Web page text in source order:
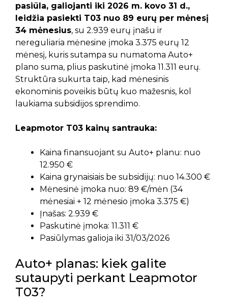
pasiūla, galiojanti iki 2026 m. kovo 31 d.,
leidžia pasiekti T03 nuo 89 eurų per mėnesį
34 mėnesius, su 2.939 eurų įnašu ir
nereguliaria mėnesine įmoka 3.375 eurų 12
mėnesį, kuris sutampa su numatoma Auto+
plano suma, plius paskutinė įmoka 11.311 eurų.
Struktūra sukurta taip, kad mėnesinis
ekonominis poveikis būtų kuo mažesnis, kol
laukiama subsidijos sprendimo.
Leapmotor T03 kainų santrauka:
Kaina finansuojant su Auto+ planu: nuo
12.950 €
Kaina grynaisiais be subsidijų: nuo 14.300 €
Mėnesinė įmoka nuo: 89 €/mėn (34
mėnesiai + 12 mėnesio įmoka 3.375 €)
Įnašas: 2.939 €
Paskutinė įmoka: 11.311 €
Pasiūlymas galioja iki 31/03/2026
Auto+ planas: kiek galite
sutaupyti perkant Leapmotor
T03?